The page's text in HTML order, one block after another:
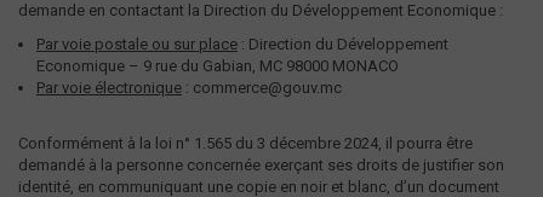
demande en contactant la Direction du Développement Economique :
Par voie postale ou sur place : Direction du Développement
Economique – 9 rue du Gabian, MC 98000 MONACO
Par voie électronique : commerce@gouv.mc
Conformément à la loi n° 1.565 du 3 décembre 2024, il pourra être
demandé à la personne concernée exerçant ses droits de justifier son
identité, en communiquant une copie en noir et blanc, d’un document